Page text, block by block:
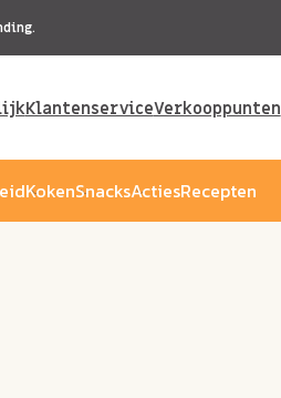
KlantenserviceVerkooppunten
KokenSnacksActiesRecepten